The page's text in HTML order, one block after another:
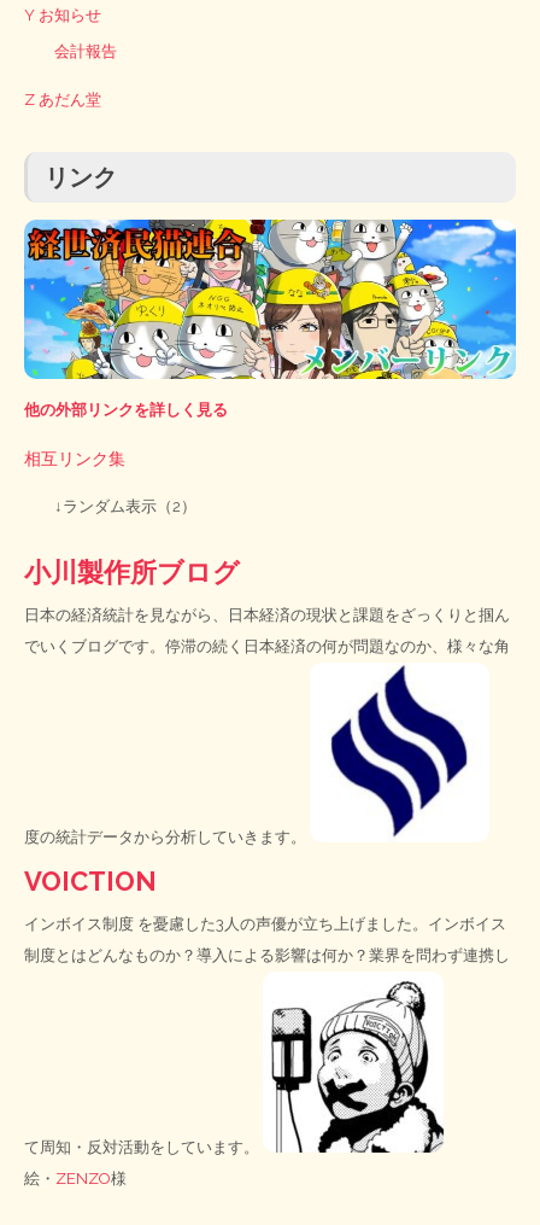
Y お知らせ
会計報告
Z あだん堂
リンク
他の外部リンクを詳しく見る
相互リンク集
↓ランダム表示（2）
小川製作所ブログ
日本の経済統計を見ながら、日本経済の現状と課題をざっくりと掴ん
でいくブログです。停滞の続く日本経済の何が問題なのか、様々な角
度の統計データから分析していきます。
VOICTION
インボイス制度 を憂慮した3人の声優が立ち上げました。インボイス
制度とはどんなものか？導入による影響は何か？業界を問わず連携し
て周知・反対活動をしています。
絵・ ZENZO様